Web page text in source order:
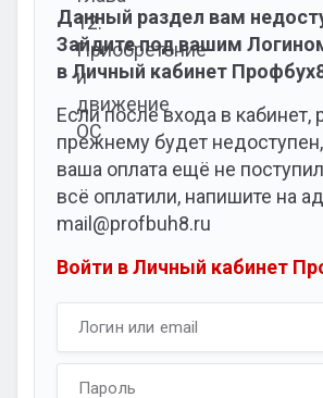
Данный раздел вам
Зайдите под вашим
в Личный кабинет
Если после входа в кабинет,
прежнему будет
ваша оплата ещё не
всё оплатили, напишите на
mail@profbuh8.ru
Войти в Личный кабинет